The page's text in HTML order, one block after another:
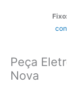
Fixo:
Peça
Nova